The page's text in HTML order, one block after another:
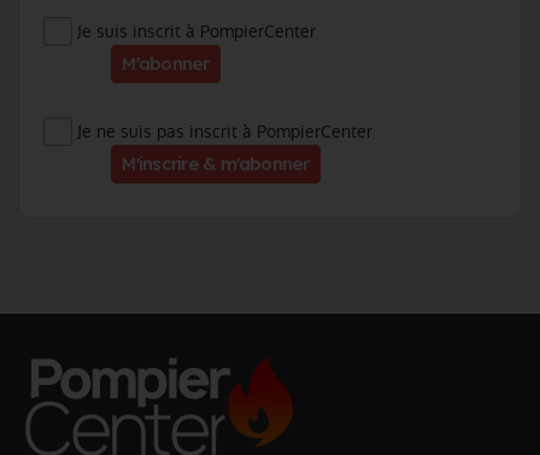
Je suis inscrit à PompierCenter
M'abonner
Je ne suis pas inscrit à PompierCenter
M'inscrire & m'abonner